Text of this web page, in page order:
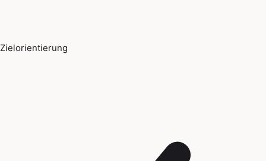
Zielorientierung